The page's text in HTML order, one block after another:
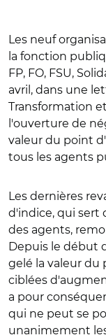
Les neuf
la fonction
FP, FO, FSU,
avril, dans une
Transformation
l'ouverture de
valeur du point
tous les agents
Les dernières
d'indice, qui sert
des agents,
Depuis le début
gelé la valeur du
ciblées
a pour
qui ne peut se
unanimement